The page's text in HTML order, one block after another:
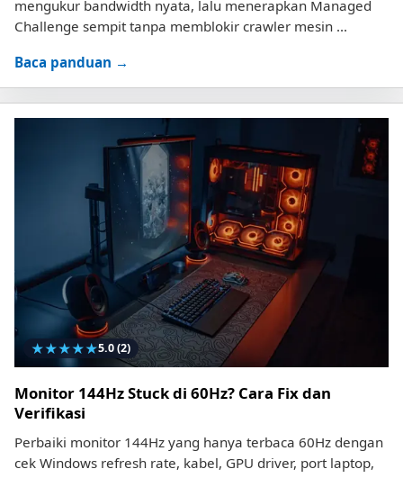
mengukur bandwidth nyata, lalu menerapkan Managed
Challenge sempit tanpa memblokir crawler mesin ...
Baca panduan →
★★★★★5.0(2)
Monitor 144Hz Stuck di 60Hz? Cara Fix dan
Verifikasi
Perbaiki monitor 144Hz yang hanya terbaca 60Hz dengan
cek Windows refresh rate, kabel, GPU driver, port laptop,